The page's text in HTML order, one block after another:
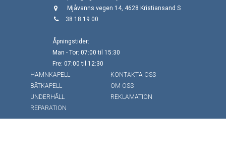
Mjåvanns vegen 14, 4628 Kristiansand S
38 18 19 00
Åpningstider:
Man - Tor: 07:00 til 15:30
Fre: 07:00 til 12:30
HAMNKAPELL
BÅTKAPELL
UNDERHÅLL
REPARATION
KONTAKTA OSS
OM OSS
REKLAMATION